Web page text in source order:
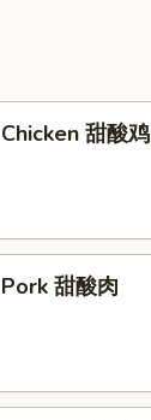
甜酸鸡
甜酸肉